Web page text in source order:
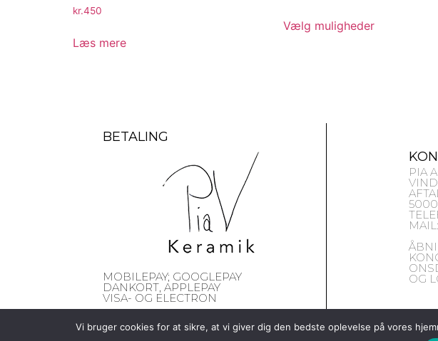
kr.450
Læs mere
Vælg muligheder
BETALING
MOBILEPAY; GOOGLEPAY
DANKORT, APPLEPAY
VISA- OG ELECTRON
PIA
5000
OG
Vi bruger cookies for at sikre, at vi giver dig den bedste oplevelse på vores